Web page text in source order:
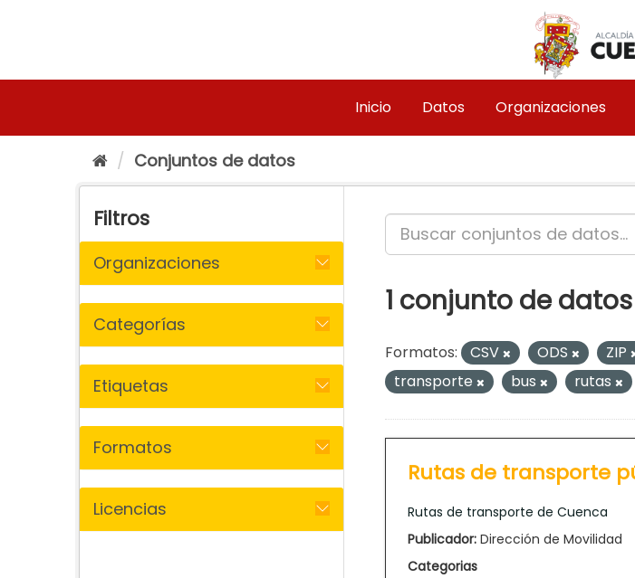
Inicio Datos Organizaciones
Conjuntos de datos
Filtros
Organizaciones
Categorías
Etiquetas
Formatos
Licencias
1 conjunto de
Formatos: CSV ODS ZIP
transporte
bus rutas
Rutas de transporte
Rutas de transporte de Cuenca
Publicador: Dirección de Movilidad
Categorias